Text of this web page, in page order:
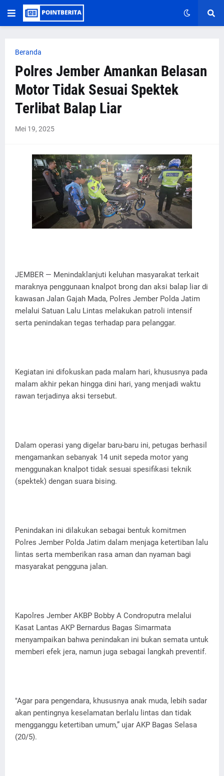
Beranda
Polres Jember Amankan Belasan
Motor Tidak Sesuai Spektek
Terlibat Balap Liar
Mei 19, 2025
JEMBER — Menindaklanjuti keluhan masyarakat terkait
maraknya penggunaan knalpot brong dan aksi balap liar di
kawasan Jalan Gajah Mada, Polres Jember Polda Jatim
melalui Satuan Lalu Lintas melakukan patroli intensif
serta penindakan tegas terhadap para pelanggar.
Kegiatan ini difokuskan pada malam hari, khususnya pada
malam akhir pekan hingga dini hari, yang menjadi waktu
rawan terjadinya aksi tersebut.
Dalam operasi yang digelar baru-baru ini, petugas berhasil
mengamankan sebanyak 14 unit sepeda motor yang
menggunakan knalpot tidak sesuai spesifikasi teknik
(spektek) dengan suara bising.
Penindakan ini dilakukan sebagai bentuk komitmen
Polres Jember Polda Jatim dalam menjaga ketertiban lalu
lintas serta memberikan rasa aman dan nyaman bagi
masyarakat pengguna jalan.
Kapolres Jember AKBP Bobby A Condroputra melalui
Kasat Lantas AKP Bernardus Bagas Simarmata
menyampaikan bahwa penindakan ini bukan semata untuk
memberi efek jera, namun juga sebagai langkah preventif.
"Agar para pengendara, khususnya anak muda, lebih sadar
akan pentingnya keselamatan berlalu lintas dan tidak
mengganggu ketertiban umum,” ujar AKP Bagas Selasa
(20/5).